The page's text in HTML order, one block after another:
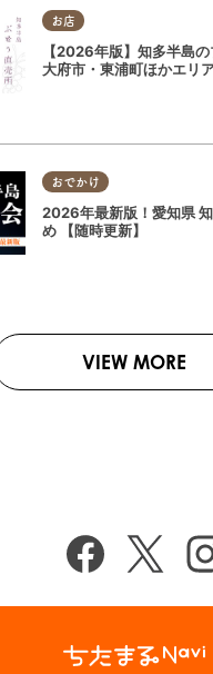
お店
【2026年版】知多半島
大府市・東浦町ほかエリ
おでかけ
2026年最新版！愛知県
め 【随時更新】
VIEW MORE